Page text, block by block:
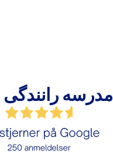
مدرسه رانندگی